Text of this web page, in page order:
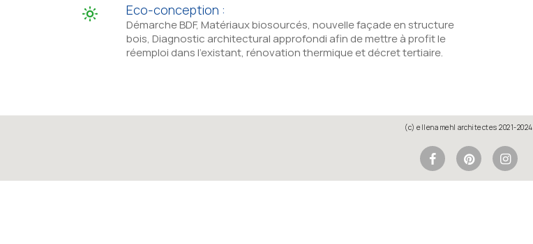
Eco-conception :
Démarche BDF, Matériaux biosourcés, nouvelle façade en structure
bois, Diagnostic architectural approfondi afin de mettre à profit le
réemploi dans l’existant, rénovation thermique et décret tertiaire.
(c) ellena mehl architectes 2021-2024